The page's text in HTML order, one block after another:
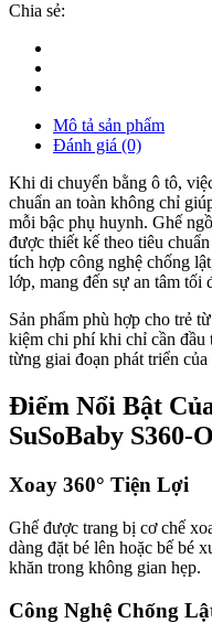
Chia sẻ:
Mô tả sản phẩm
Đánh giá (0)
Khi di chuyển bằng ô tô,
chuẩn an toàn không chỉ
mỗi bậc phụ huynh. Ghế
được thiết kế theo tiêu
tích hợp công nghệ chống
lớp, mang đến sự an tâm tối
Sản phẩm phù hợp cho trẻ
kiệm chi phí khi chỉ cần đầu
từng giai đoạn phát triển của
Điểm Nổi Bật
SuSoBaby S360-
Xoay 360° Tiện Lợi
Ghế được trang bị cơ chế
dàng đặt bé lên hoặc bế bé
khăn trong không gian hẹp.
Công Nghệ Chống